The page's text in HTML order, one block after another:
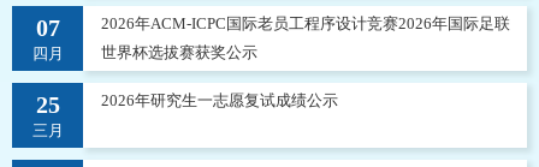
07
四月
2026年ACM-ICPC国际老员工程序设计竞赛2026年国际足联
世界杯选拔赛获奖公示
25
三月
2026年研究生一志愿复试成绩公示